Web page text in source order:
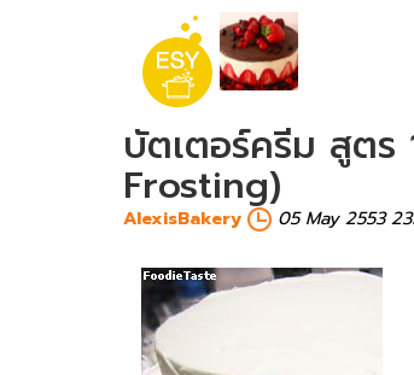
บัตเตอร์ครีม สูต
Frosting)
AlexisBakery 05 May 2553